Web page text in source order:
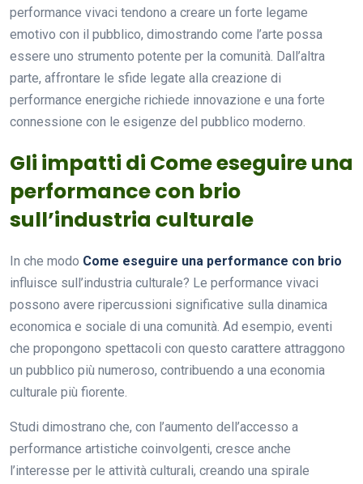
performance vivaci tendono a creare un forte legame
emotivo con il pubblico, dimostrando come l’arte possa
essere uno strumento potente per la comunità. Dall’altra
parte, affrontare le sfide legate alla creazione di
performance energiche richiede innovazione e una forte
connessione con le esigenze del pubblico moderno.
Gli impatti di Come eseguire una
performance con brio
sull’industria culturale
In che modo Come eseguire una performance con brio
influisce sull’industria culturale? Le performance vivaci
possono avere ripercussioni significative sulla dinamica
economica e sociale di una comunità. Ad esempio, eventi
che propongono spettacoli con questo carattere attraggono
un pubblico più numeroso, contribuendo a una economia
culturale più fiorente.
Studi dimostrano che, con l’aumento dell’accesso a
performance artistiche coinvolgenti, cresce anche
l’interesse per le attività culturali, creando una spirale